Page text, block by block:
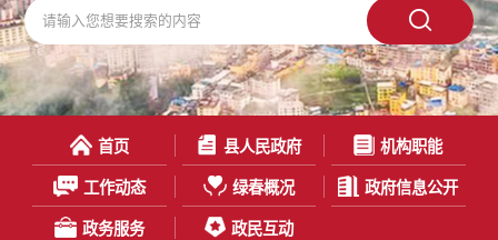
首页 县人民政府 机构职能
工作动态 绿春概况 政府信息公开
政务服务 政民互动